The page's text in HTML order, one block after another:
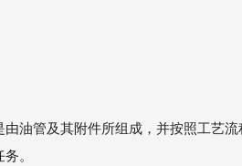
油管及其附件所组成，并按照工艺
。